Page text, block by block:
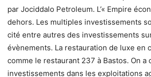
par Jociddalo Petroleum. L’« Empire
dehors. Les multiples investissements
cité entre autres des investissements
évènements. La restauration de luxe en
comme le restaurant 237 à Bastos. On a
investissements dans les exploitations